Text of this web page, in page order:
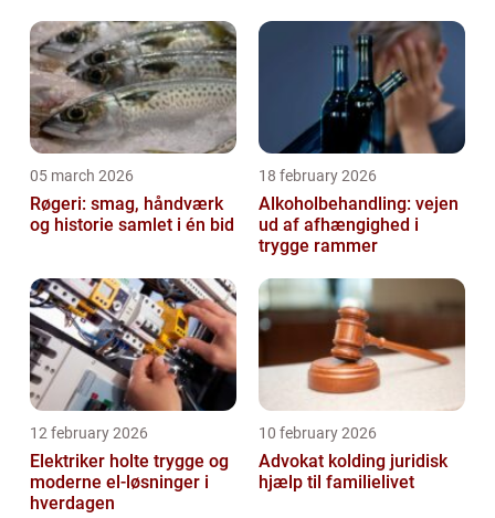
05 march 2026
Røgeri: smag, håndværk
og historie samlet i én bid
18 february 2026
Alkoholbehandling: vejen
ud af afhængighed i
trygge rammer
12 february 2026
Elektriker holte trygge og
moderne el-løsninger i
hverdagen
10 february 2026
Advokat kolding juridisk
hjælp til familielivet